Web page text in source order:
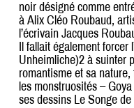
noir désigné comme
à Alix Cléo Roubaud,
l’écrivain Jacques
Il fallait également forcer
Unheimliche)2 à suinter
romantisme et sa
les monstruosités –
ses dessins Le Songe